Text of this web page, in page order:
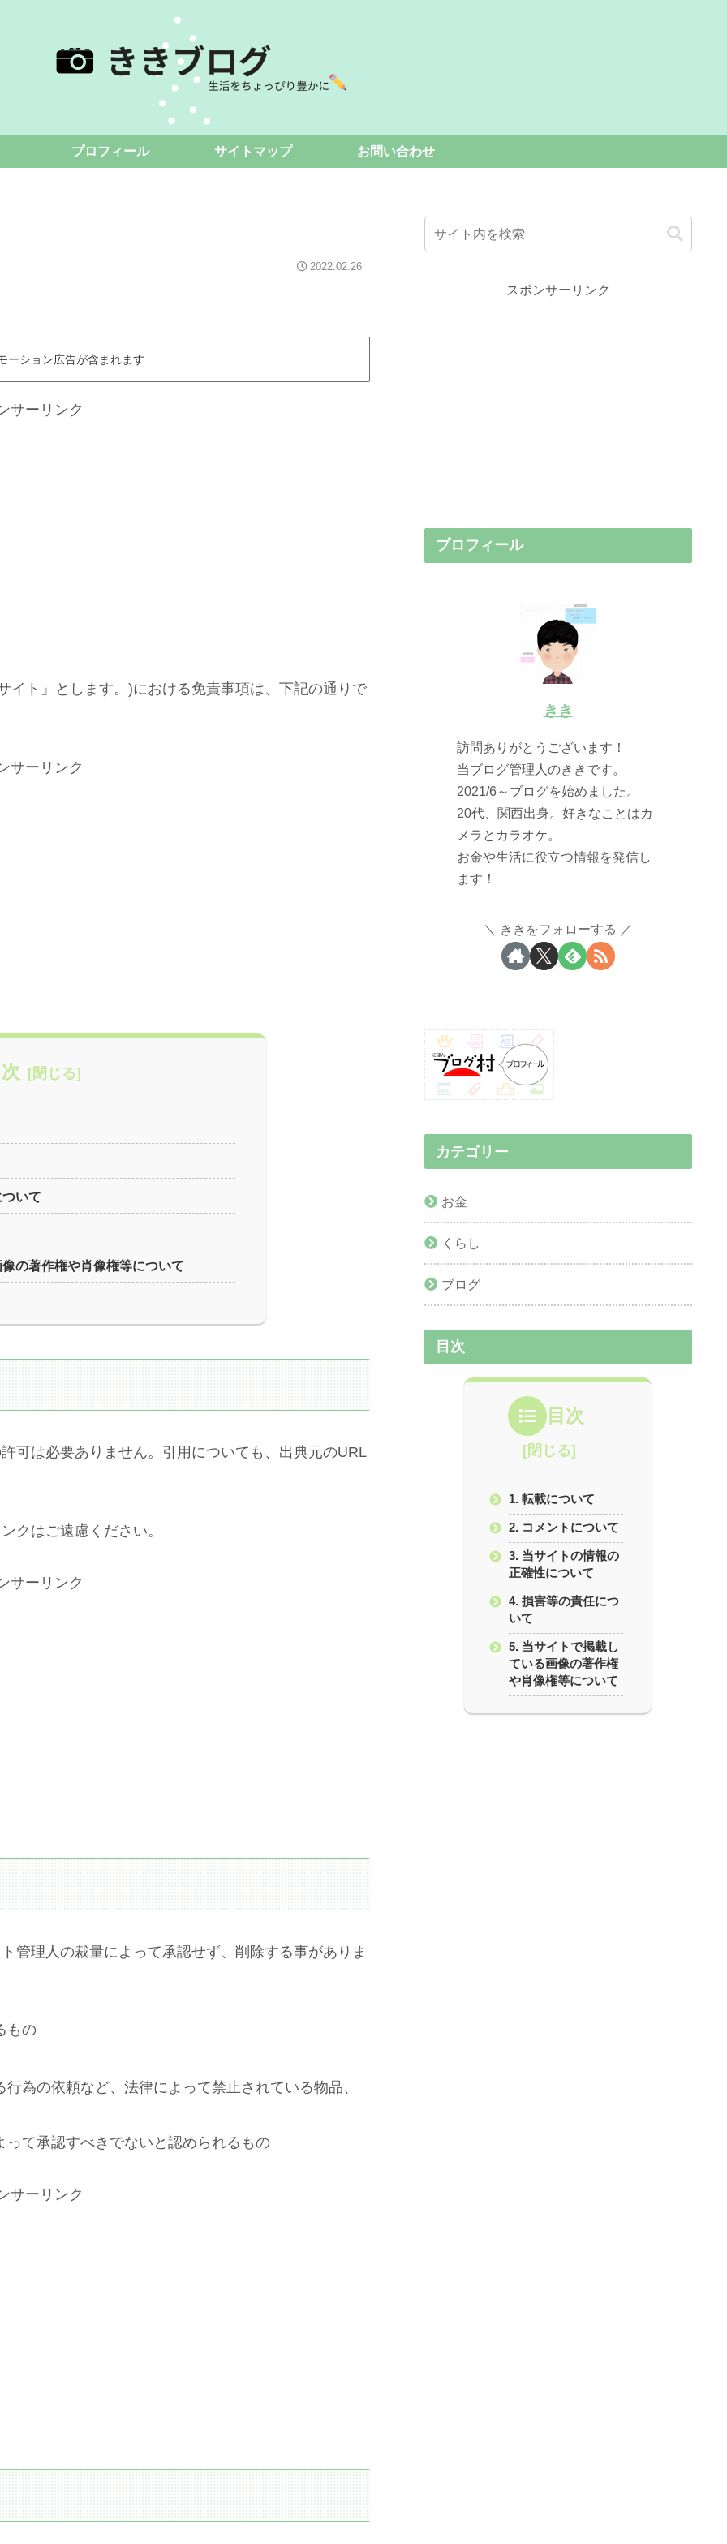
プロフィール サイトマップ お問い合わせ
2022.02.26
ーション広告が含まれます
サーリンク
イト」とします。)における免責事項は、下記の通りで
サーリンク
いて
の著作権や肖像権等について
可は必要ありません。引用についても、出典元のURL
クはご遠慮ください。
サーリンク
管理人の裁量によって承認せず、削除する事がありま
もの
為の依頼など、法律によって禁止されている物品、
て承認すべきでないと認められるもの
サーリンク
スポンサーリンク
プロフィール
きき
訪問ありがとうございます！
当ブログ管理人のききです。
2021/6～ブログを始めました。
20代、関西出身。好きなことはカ
メラとカラオケ。
お金や生活に役立つ情報を発信し
ます！
ききをフォローする
カテゴリー
お金
くらし
ブログ
目次
目次
1. 転載について
2. コメントについて
3. 当サイトの情報の
正確性について
4. 損害等の責任につ
いて
5. 当サイトで掲載し
ている画像の著作権
や肖像権等について